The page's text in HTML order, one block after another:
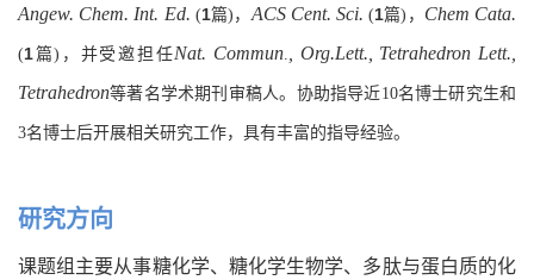
Angew. Chem. Int. Ed. (1篇) ，ACS Cent. Sci. (1篇)， Chem Cata.
(1篇) ，并受邀担任Nat. Commun.
, Org.Lett., Tetrahedron Lett.,
Tetrahedron等著名学术期刊审稿人。协助指导近10名博士研究生和
3名博士后开展相关研究工作，具有丰富的指导经验。
研究方向
课题组主要从事糖化学、糖化学生物学、多肽与蛋白质的化